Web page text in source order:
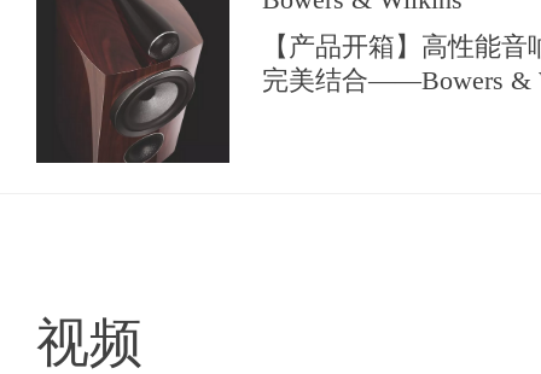
【产品开箱】高性能
完美结合——Bowers &
视频